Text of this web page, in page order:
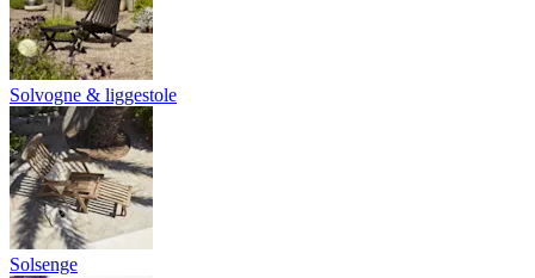
Solvogne & liggestole
Solsenge